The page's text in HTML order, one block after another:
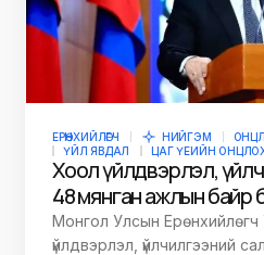
ЕРӨНХИЙЛӨГЧ НИЙГЭМ
ҮЙЛ ЯВДАЛ
ЦАГ ҮЕИЙН
Хоол үйлдвэрлэл,
48 мянган ажлын байр
Монгол Улсын Ерөнхийлөгч
үйлдвэрлэл, үйлчилгээний